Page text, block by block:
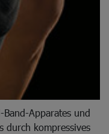
Band-Apparates und
durch kompressives